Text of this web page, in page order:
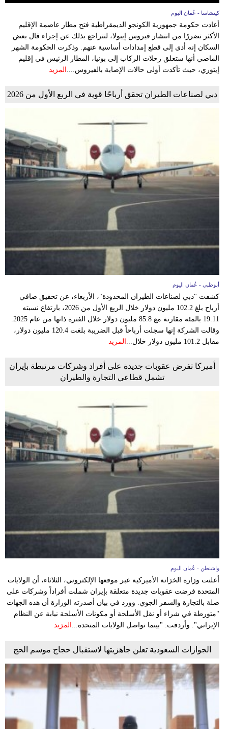
كينشاسا - عُمان اليوم
أعادت حكومة جمهورية الكونجو الديمقراطية فتح مطار عاصمة الإقليم
الأكثر تضررًا من انتشار فيروس إيبولا، لتتراجع بذلك عن إجراء قال بعض
السكان إنه أدى إلى قطع إمدادات أساسية عنهم. وذكرت الحكومة الشهر
الماضي أنها ستعلق رحلات الركاب إلى بونيا، المطار الرئيس في إقليم
إيتوري، حيث تأكدت أولى حالات الإصابة بالفيروس.... المزيد
دبي لصناعات الطيران تحقق أرباحًا قوية في الربع الأول من 2026
أبوظبي - عُمان اليوم
كشفت "دبي لصناعات الطيران المحدودة"، الأربعاء، عن تحقيق صافي
أرباح بلغ 102.2 مليون دولار خلال الربع الأول من 2026، بارتفاع نسبته
19.11 بالمئة مقارنة مع 85.8 مليون دولار خلال الفترة ذاتها من عام 2025.
وقالت الشركة إنها سجلت أرباحاً قبل الضريبة بلغت 120.4 مليون دولار،
مقابل 101.2 مليون دولار خلال...
المزيد
أميركا تفرض عقوبات جديدة على أفراد وشركات مرتبطة بإيران
تشمل قطاعي التجارة والطيران
واشنطن - عُمان اليوم
أعلنت وزارة الخزانة الأميركية عبر موقعها الإلكتروني، الثلاثاء، أن الولايات
المتحدة فرضت عقوبات جديدة متعلقة بإيران شملت أفراداً وشركات على
صلة بالتجارة والسفر الجوي. وورد في بيان أصدرته الوزارة أن هذه الجهات
"متورطة في شراء أو نقل الأسلحة أو مكونات الأسلحة نيابة عن النظام
الإيراني". وأردفت: "بينما تواصل الولايات المتحدة...
المزيد
الجوازات السعودية تعلن جاهزيتها لاستقبال حجاج موسم الحج